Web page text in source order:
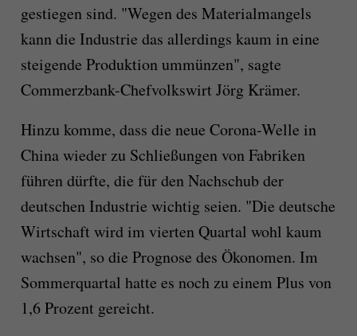
gestiegen sind. "Wegen des Materialmangels
kann die Industrie das allerdings kaum in eine
steigende Produktion ummünzen", sagte
Commerzbank-Chefvolkswirt Jörg Krämer.
Hinzu komme, dass die neue Corona-Welle in
China wieder zu Schließungen von Fabriken
führen dürfte, die für den Nachschub der
deutschen Industrie wichtig seien. "Die deutsche
Wirtschaft wird im vierten Quartal wohl kaum
wachsen", so die Prognose des Ökonomen. Im
Sommerquartal hatte es noch zu einem Plus von
1,6 Prozent gereicht.